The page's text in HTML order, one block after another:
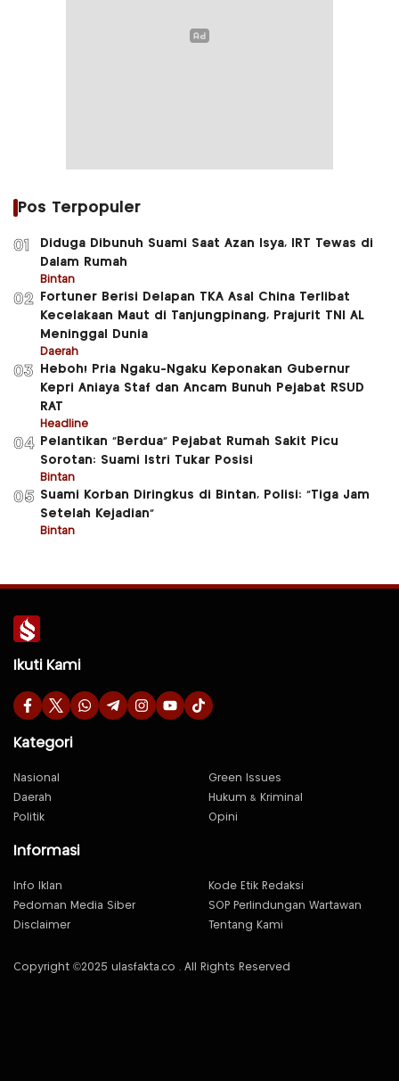
Pos Terpopuler
01
Diduga Dibunuh Suami Saat Azan Isya, IRT Tewas di
Dalam Rumah
Bintan
02
Fortuner Berisi Delapan TKA Asal China Terlibat
Kecelakaan Maut di Tanjungpinang, Prajurit TNI AL
Meninggal Dunia
Daerah
03
Heboh! Pria Ngaku-Ngaku Keponakan Gubernur
Kepri Aniaya Staf dan Ancam Bunuh Pejabat RSUD
RAT
Headline
04
Pelantikan “Berdua” Pejabat Rumah Sakit Picu
Sorotan: Suami Istri Tukar Posisi
Bintan
05 Suami Korban Diringkus di Bintan, Polisi: “Tiga Jam
Setelah Kejadian”
Bintan
Ikuti Kami
Kategori
Nasional
Green Issues
Daerah
Hukum & Kriminal
Politik
Opini
Informasi
Info Iklan
Kode Etik Redaksi
Pedoman Media Siber
SOP Perlindungan Wartawan
Disclaimer
Tentang Kami
Copyright ©2025 ulasfakta.co . All Rights Reserved